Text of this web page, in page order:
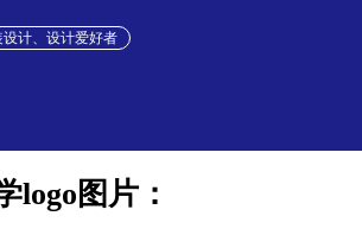
设计、设计爱好者
logo图片：